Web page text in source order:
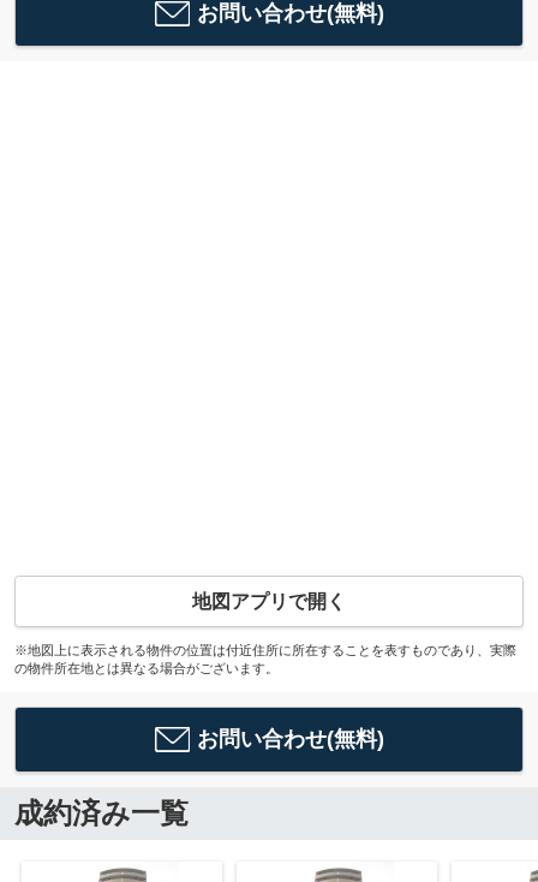
お問い合わせ(無料)
地図アプリで開く
※地図上に表示される物件の位置は付近住所に所在することを表すものであり、実際
の物件所在地とは異なる場合がございます。
お問い合わせ(無料)
成約済み一覧